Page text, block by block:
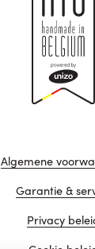
Algemene
Garantie &
Privacy